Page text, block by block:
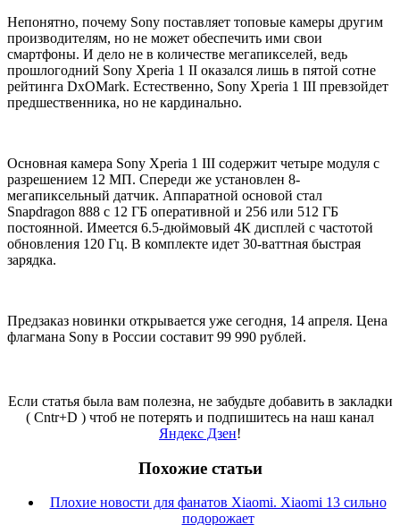
Непонятно, почему Sony поставляет топовые камеры другим
производителям, но не может обеспечить ими свои
смартфоны. И дело не в количестве мегапикселей, ведь
прошлогодний Sony Xperia 1 II оказался лишь в пятой сотне
рейтинга DxOMark. Естественно, Sony Xperia 1 III превзойдет
предшественника, но не кардинально.
Основная камера Sony Xperia 1 III содержит четыре модуля с
разрешением 12 МП. Спереди же установлен 8-
мегапиксельный датчик. Аппаратной основой стал
Snapdragon 888 с 12 ГБ оперативной и 256 или 512 ГБ
постоянной. Имеется 6.5-дюймовый 4К дисплей с частотой
обновления 120 Гц. В комплекте идет 30-ваттная быстрая
зарядка.
Предзаказ новинки открывается уже сегодня, 14 апреля. Цена
флагмана Sony в России составит 99 990 рублей.
Если статья была вам полезна, не забудьте добавить в закладки
( Cntr+D ) чтоб не потерять и подпишитесь на наш канал
Яндекс Дзен!
Похожие статьи
Плохие новости для фанатов Xiaomi. Xiaomi 13 сильно
подорожает